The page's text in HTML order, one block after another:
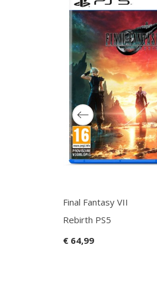
Final Fantasy VII
Rebirth PS5
€ 64,99